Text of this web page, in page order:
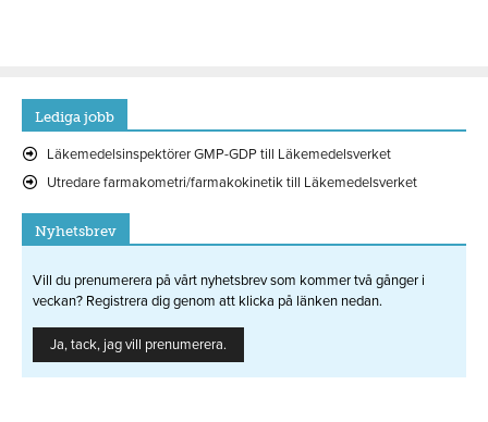
Lediga jobb
Läkemedelsinspektörer GMP-GDP till Läkemedelsverket
Utredare farmakometri/farmakokinetik till Läkemedelsverket
Nyhetsbrev
Vill du prenumerera på vårt nyhetsbrev som kommer två gånger i
veckan? Registrera dig genom att klicka på länken nedan.
Ja, tack, jag vill prenumerera.